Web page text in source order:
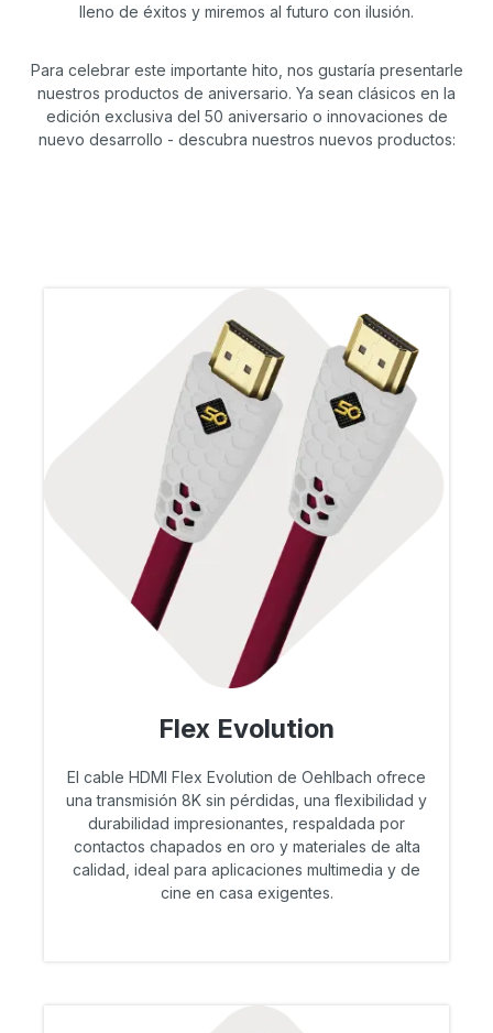
lleno de éxitos y miremos al futuro con ilusión.
Para celebrar este importante hito, nos gustaría presentarle
nuestros productos de aniversario. Ya sean clásicos en la
edición exclusiva del 50 aniversario o innovaciones de
nuevo desarrollo - descubra nuestros nuevos productos:
Flex Evolution
El cable HDMI Flex Evolution de Oehlbach ofrece
una transmisión 8K sin pérdidas, una flexibilidad y
durabilidad impresionantes, respaldada por
contactos chapados en oro y materiales de alta
calidad, ideal para aplicaciones multimedia y de
cine en casa exigentes.